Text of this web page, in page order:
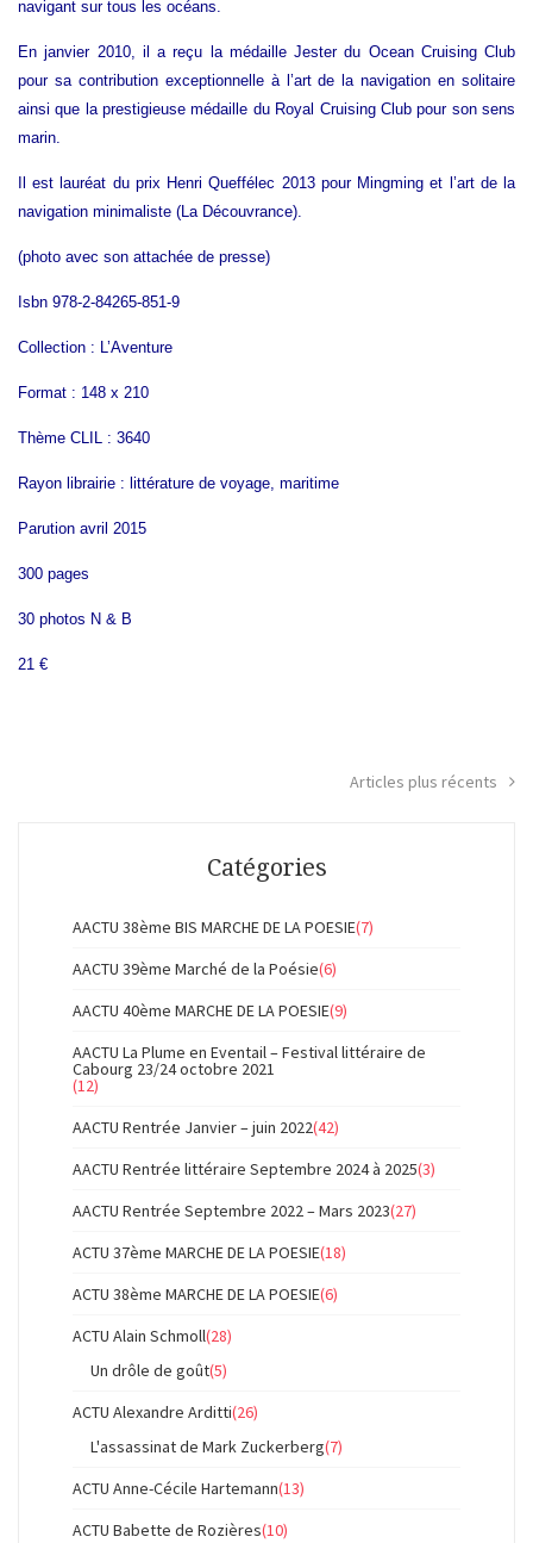
navigant sur tous les océans.
En janvier 2010, il a reçu la médaille Jester du Ocean Cruising Club
pour sa contribution exceptionnelle à l’art de la navigation en solitaire
ainsi que la prestigieuse médaille du Royal Cruising Club pour son sens
marin.
Il est lauréat du prix Henri Queffélec 2013 pour Mingming et l’art de la
navigation minimaliste (La Découvrance).
(photo avec son attachée de presse)
Isbn 978-2-84265-851-9
Collection : L’Aventure
Format : 148 x 210
Thème CLIL : 3640
Rayon librairie : littérature de voyage, maritime
Parution avril 2015
300 pages
30 photos N & B
21 €
Articles plus récents
Catégories
AACTU 38ème BIS MARCHE DE LA POESIE(7)
AACTU 39ème Marché de la Poésie(6)
AACTU 40ème MARCHE DE LA POESIE(9)
AACTU La Plume en Eventail – Festival littéraire de
Cabourg 23/24 octobre 2021
(12)
AACTU Rentrée Janvier – juin 2022(42)
AACTU Rentrée littéraire Septembre 2024 à 2025(3)
AACTU Rentrée Septembre 2022 – Mars 2023(27)
ACTU 37ème MARCHE DE LA POESIE(18)
ACTU 38ème MARCHE DE LA POESIE(6)
ACTU Alain Schmoll(28)
Un drôle de goût(5)
ACTU Alexandre Arditti(26)
L'assassinat de Mark Zuckerberg(7)
ACTU Anne-Cécile Hartemann(13)
ACTU Babette de Rozières(10)